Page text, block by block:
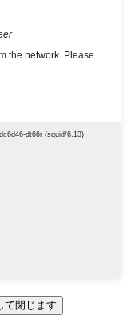
て閉じます